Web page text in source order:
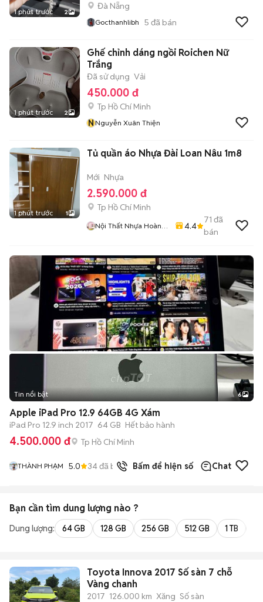
1 phút trước 2
Đà Nẵng
Gocthanhlibh 5 đã bán
1 phút trước 2
Ghế chỉnh dáng ngồi Roichen Nữ
Trắng
Đã sử dụng Vải
450.000 đ
Tp Hồ Chí Minh
NNguyễn Xuân Thiện
1 phút trước 1
Tủ quần áo Nhựa Đài Loan Nâu 1m8
Mới Nhựa
2.590.000 đ
Tp Hồ Chí Minh
Nội Thất Nhựa Hoàng
4.4
71 đã
bán
+2
Tin nổi bật 6
Apple iPad Pro 12.9 64GB 4G Xám
iPad Pro 12.9 inch 2017 64 GB Hết bảo hành
4.500.000 đ Tp Hồ Chí Minh
THÀNH PHẠM 5.0 34đã bán Bấm để hiện số Chat
Bạn cần tìm dung lượng nào ?
Dung lượng: 64 GB 128 GB 256 GB 512 GB 1 TB
Toyota Innova 2017 Số sàn 7 chỗ
Vàng chanh
2017 126.000 km Xăng Số sàn